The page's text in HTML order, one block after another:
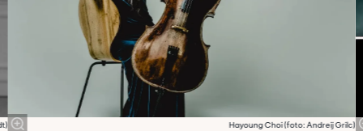
Hayoung Choi (foto: Andreij Grilc)